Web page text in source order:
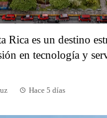
Rica es un destino
en tecnología y
Hace 5 días